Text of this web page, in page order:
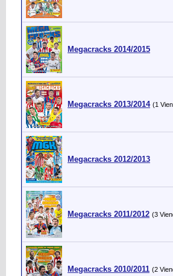
Megacracks 2014/2015
Megacracks 2013/2014 (1
Megacracks 2012/2013
Megacracks 2011/2012 (3
Megacracks 2010/2011 (2